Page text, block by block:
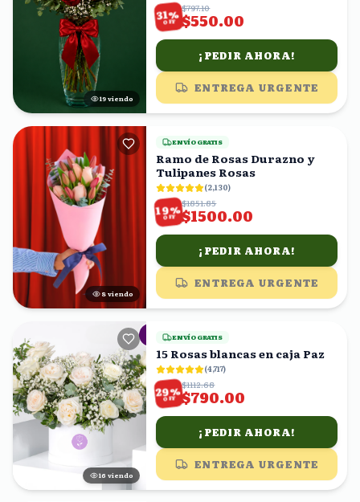
19 viendo
31%
OFF
$797.10
$550.00
¡PEDIR AHORA!
ENTREGA URGENTE
8 viendo
ENVÍO GRATIS
Ramo de Rosas Durazno y
Tulipanes Rosas
(2,130)
19%
OFF
$1851.85
$1500.00
¡PEDIR AHORA!
ENTREGA URGENTE
16 viendo
ENVÍO GRATIS
15 Rosas blancas en caja Paz
(4,717)
29%
OFF
$1112.68
$790.00
¡PEDIR AHORA!
ENTREGA URGENTE